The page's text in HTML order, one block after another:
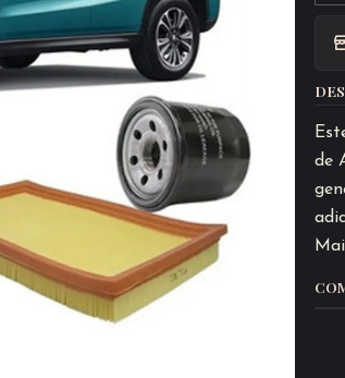
de